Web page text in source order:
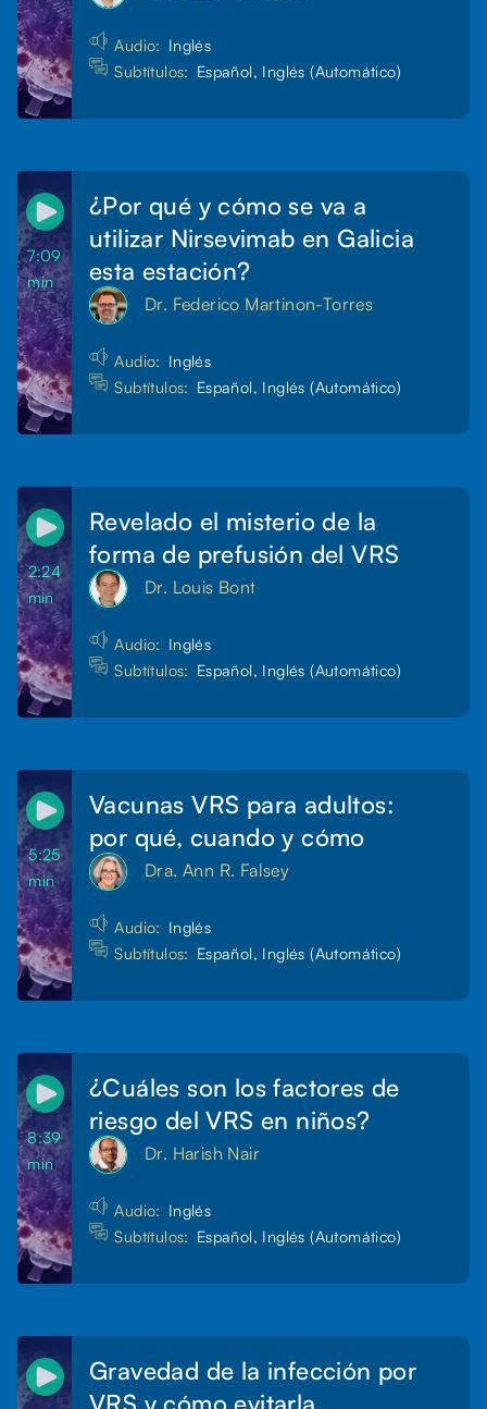
Audio: Inglés
Subtítulos: Español, Inglés (Automático)
7:09
min
¿Por qué y cómo se va a
utilizar Nirsevimab en Galicia
esta estación?
Dr. Federico Martinon-Torres
Audio: Inglés
Subtítulos: Español, Inglés (Automático)
2:24
min
Revelado el misterio de la
forma de prefusión del VRS
Dr. Louis Bont
Audio: Inglés
Subtítulos: Español, Inglés (Automático)
5:25
min
Vacunas VRS para adultos:
por qué, cuando y cómo
Dra. Ann R. Falsey
Audio: Inglés
Subtítulos: Español, Inglés (Automático)
8:39
min
¿Cuáles son los factores de
riesgo del VRS en niños?
Dr. Harish Nair
Audio: Inglés
Subtítulos: Español, Inglés (Automático)
Gravedad de la infección por
VRS y cómo evitarla